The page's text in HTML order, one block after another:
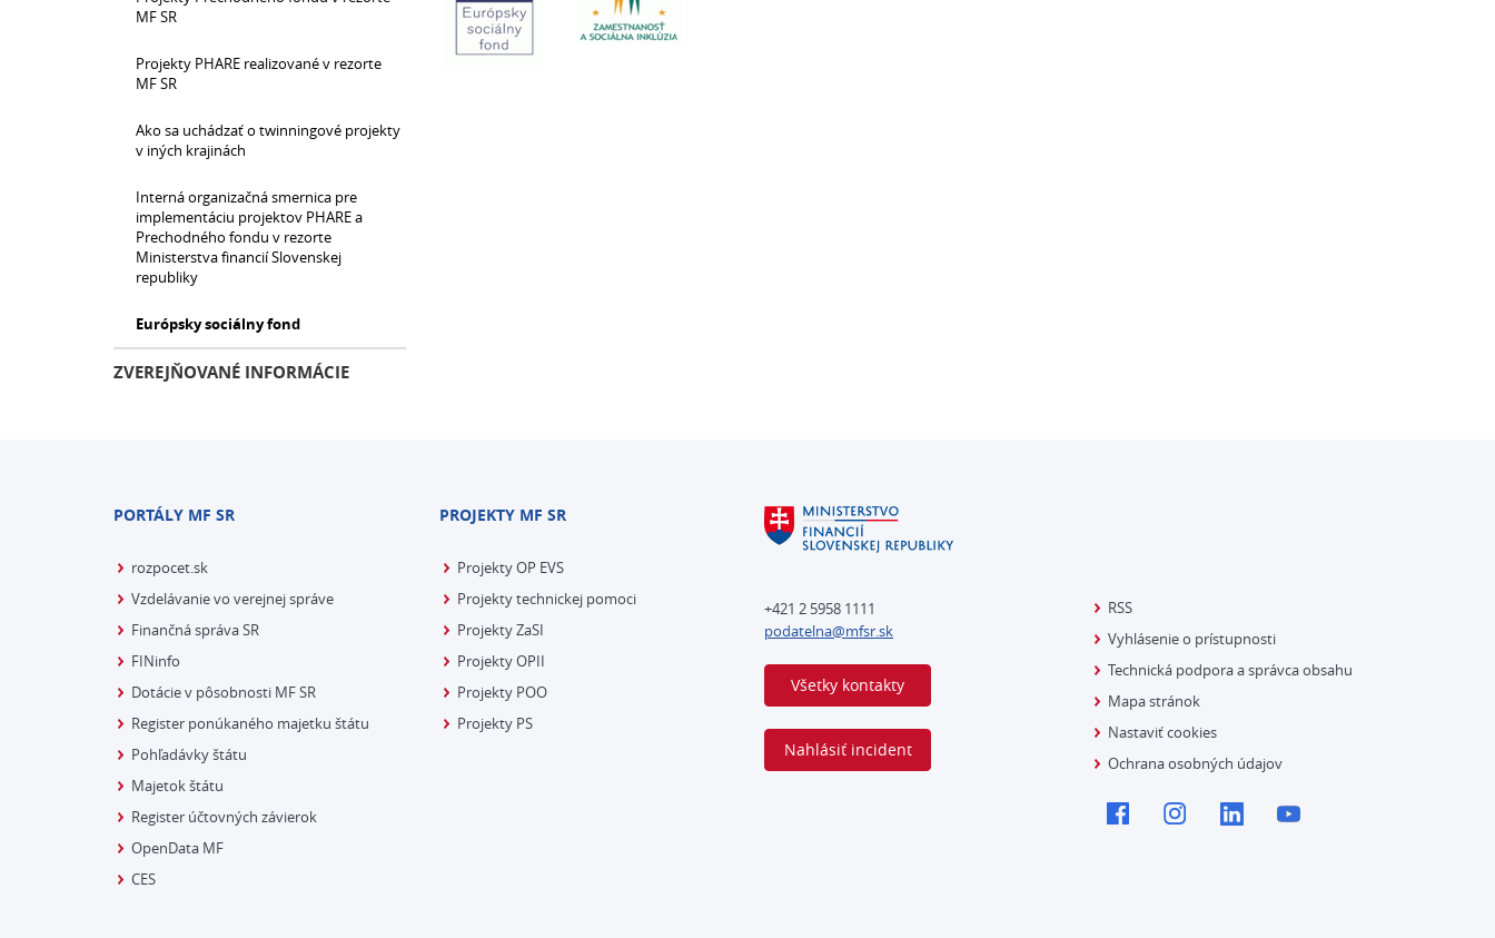
MF SR
Projekty PHARE realizované v rezorte
MF SR
Ako sa uchádzať o twinningové projekty
v iných krajinách
Interná organizačná smernica pre
implementáciu projektov PHARE a
Prechodného fondu v rezorte
Ministerstva financií Slovenskej
republiky
Európsky sociálny fond
ZVEREJŇOVANÉ INFORMÁCIE
PORTÁLY MF SR
rozpocet.sk
Vzdelávanie vo verejnej správe
Finančná správa SR
FINinfo
Dotácie v pôsobnosti MF SR
Register ponúkaného majetku štátu
Pohľadávky štátu
Majetok štátu
Register účtovných závierok
OpenData MF
CES
PROJEKTY MF SR
Projekty OP EVS
Projekty technickej pomoci
Projekty ZaSI
Projekty OPII
Projekty POO
Projekty PS
+421 2 5958 1111
podatelna@mfsr.sk
Všetky kontakty
Nahlásiť incident
RSS
Vyhlásenie o prístupnosti
Technická podpora a správca obsahu
Mapa stránok
Nastaviť cookies
Ochrana osobných údajov